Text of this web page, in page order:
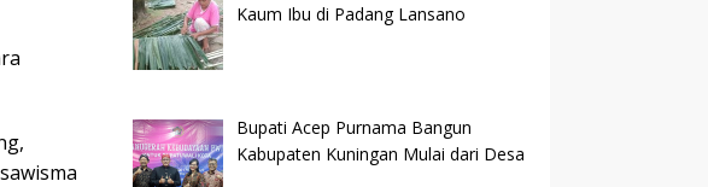
Kaum Ibu di Padang Lansano
Bupati Acep Purnama Bangun
Kabupaten Kuningan Mulai dari Desa